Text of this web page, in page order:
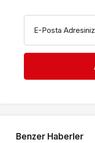
E-Posta Adresiniz
Benzer Haberler